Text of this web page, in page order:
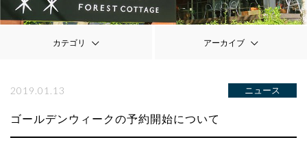
カテゴリ アーカイブ
2019.01.13 ニュース
ゴールデンウィークの予約開始について